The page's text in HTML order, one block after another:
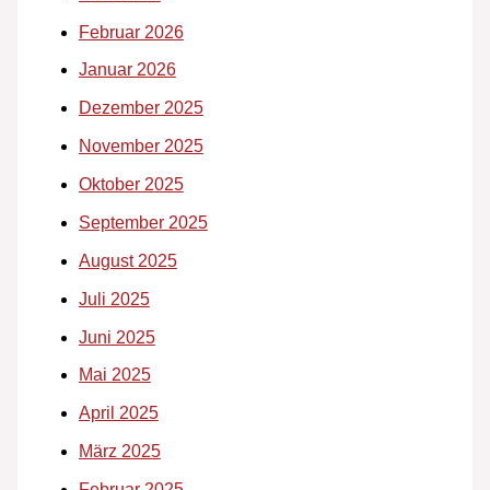
Februar 2026
Januar 2026
Dezember 2025
November 2025
Oktober 2025
September 2025
August 2025
Juli 2025
Juni 2025
Mai 2025
April 2025
März 2025